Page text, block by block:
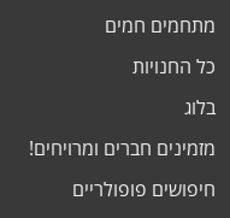
מתחמים חמים
כל החנויות
בלוג
מזמינים חברים ומרויחים!
חיפושים פופולריים